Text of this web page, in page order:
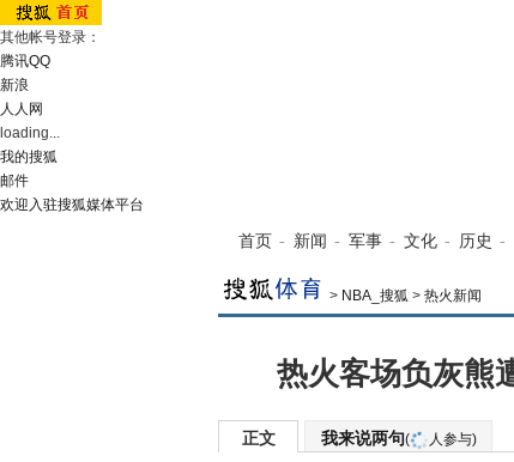
其他帐号登录：
腾讯QQ
新浪
人人网
loading...
我的搜狐
邮件
欢迎入驻搜狐媒体平台
首页 - 新闻 - 军事 - 文化 - 历史 -
> NBA_搜狐 > 热火新闻
热火客场负灰熊
正文 我来说两句( 人参与)